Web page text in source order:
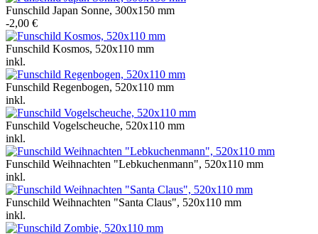
Funschild Japan Sonne, 300x150 mm
-2,00 €
Funschild Kosmos, 520x110 mm
inkl.
Funschild Regenbogen, 520x110 mm
inkl.
Funschild Vogelscheuche, 520x110 mm
inkl.
Funschild Weihnachten "Lebkuchenmann", 520x110 mm
inkl.
Funschild Weihnachten "Santa Claus", 520x110 mm
inkl.